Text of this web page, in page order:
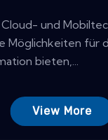
und
Möglichkeiten für
bieten,...
View More